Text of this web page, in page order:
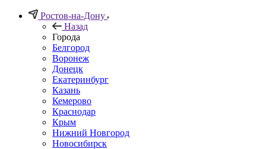
Ростов-на-Дону
Назад
Города
Белгород
Воронеж
Донецк
Екатеринбург
Казань
Кемерово
Краснодар
Крым
Нижний Новгород
Новосибирск